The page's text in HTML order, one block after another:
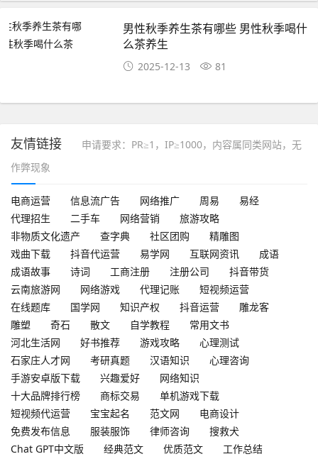
男性秋季养生茶有哪些 男性秋季喝什
么茶养生
2025-12-13 81
友情链接
申请要求：PR≥1，IP≥1000，内容属同类网站，无
作弊现象
电商运营 信息流广告 网络推广 周易
易经
代理招生
二手车 网络营销
旅游攻略
非物质文化遗产
查字典 社区团购
精雕图
戏曲下载
抖音代运营 易学网 互联网资讯
成语
成语故事
诗词 工商注册 注册公司
抖音带货
云南旅游网
网络游戏 代理记账
短视频运营
在线题库
国学网 知识产权 抖音运营
雕龙客
雕塑
奇石 散文 自学教程
常用文书
河北生活网
好书推荐 游戏攻略
心理测试
石家庄人才网
考研真题 汉语知识
心理咨询
手游安卓版下载
兴趣爱好
网络知识
十大品牌排行榜
商标交易
单机游戏下载
短视频代运营
宝宝起名 范文网
电商设计
免费发布信息
服装服饰 律师咨询
搜救犬
Chat GPT中文版
经典范文 优质范文
工作总结